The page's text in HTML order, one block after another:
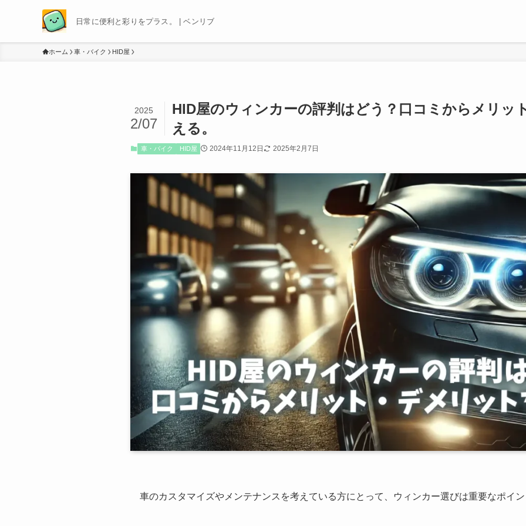
日常に便利と彩りをプラス。 | ベンリブ
ホーム 車・バイク HID屋
HID屋のウィンカーの評判はどう？口コミからメリッ
える。
2025
2/07
車・バイク HID屋 2024年11月12日 2025年2月7日
車のカスタマイズやメンテナンスを考えている方にとって、ウィンカー選びは重要なポイ